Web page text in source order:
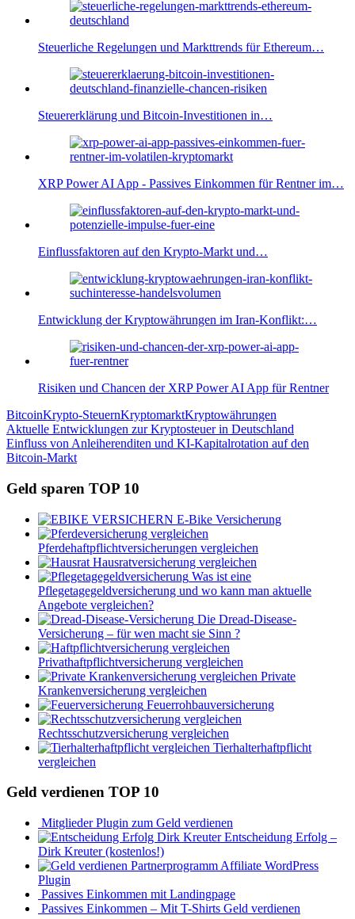
Steuerliche Regelungen und Markttrends für Ethereum…
Steuererklärung und Bitcoin-Investitionen in…
XRP Power AI App - Passives Einkommen für Rentner im…
Einflussfaktoren auf den Krypto-Markt und…
Entwicklung der Kryptowährungen im Iran-Konflikt:…
Risiken und Chancen der XRP Power AI App für Rentner
BitcoinKrypto-SteuernKryptomarktKryptowährungen
Beitragsnavigation
Vorheriger
Beitrag:
Aktuelle Entwicklungen zur Kryptosteuer in Deutschland
Nächster
Beitrag:
Einfluss von Anleiherenditen und KI-Kapitalrotation auf den
Bitcoin-Markt
Geld sparen TOP 10
E-Bike Versicherung
Pferdehaftpflichtversicherungen vergleichen
Hausratversicherung vergleichen
Was ist eine
Pflegetagegeldversicherung und wo kann man aktuelle
Angebote vergleichen?
Die Dread-Disease-
Versicherung – für wen macht sie Sinn ?
Privathaftpflichtversicherung vergleichen
Private
Krankenversicherung vergleichen
Feuerrohbauversicherung
Rechtsschutzversicherung vergleichen
Tierhalterhaftpflicht
vergleichen
Geld verdienen TOP 10
Mitglieder Plugin zum Geld verdienen
Entscheidung Erfolg –
Dirk Kreuter (kostenlos!)
Affiliate WordPress
Plugin
Passives Einkommen mit Landingpage
Passives Einkommen – Mit T-Shirts Geld verdienen